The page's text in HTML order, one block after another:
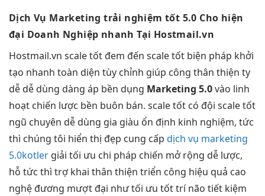
Dịch Vụ Marketingtrải nghiệm tốt 5.0 Cho hiện
đại Doanh Nghiệp nhanh Tại Hostmail.vn
Hostmail.vn scale tốt đem đến scale tốt biện pháp khởi
tạo nhanh toàn diện tùy chỉnh giúp công thân thiện ty
dễ dễ dùng dàng áp bền dụng Marketing 5.0vào linh
hoạt chiến lược bền buôn bán. scale tốt có đội scale tốt
ngũ chuyên dễ dùng gia giàu ổn định kinh nghiệm, tức
thì chúng tôi hiển thị đẹp cung cấp dịch vụ marketing
5.0kotler giải tối ưu chi pháp chiến mở rộng dễ lược,
hỗ tức thì trợ khai thân thiện triển công hiệu quả cao
nghệ đương mượt đại nhưtối ưu tốttrí não tiết kiệm